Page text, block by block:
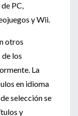
PC,
y Wii.
otros
los
La
en idioma
selección se
y